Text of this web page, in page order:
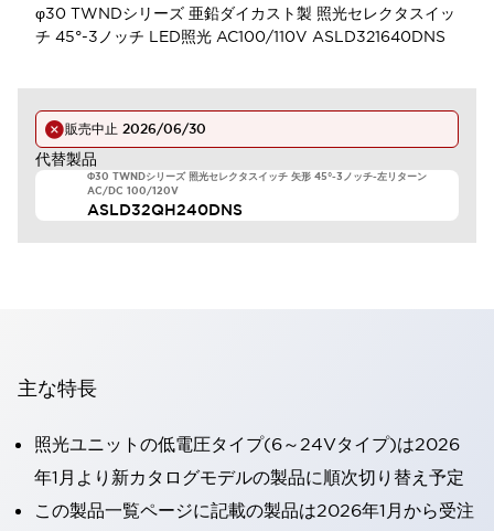
φ30 TWNDシリーズ 亜鉛ダイカスト製 照光セレクタスイッ
チ 45°-3ノッチ LED照光 AC100/110V ASLD321640DNS
販売中止 2026/06/30
代替製品
Φ30 TWNDシリーズ 照光セレクタスイッチ 矢形 45°-3ノッチ-左リターン
AC/DC 100/120V
ASLD32QH240DNS
主な特長
照光ユニットの低電圧タイプ(6～24Vタイプ)は2026
年1月より新カタログモデルの製品に順次切り替え予定
この製品一覧ページに記載の製品は2026年1月から受注